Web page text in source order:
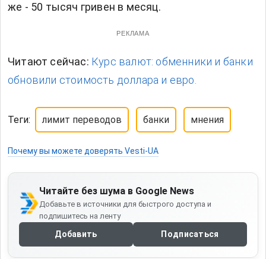
же - 50 тысяч гривен в месяц.
РЕКЛАМА
Читают сейчас: Курс валют: обменники и банки
обновили стоимость доллара и евро.
Теги: лимит переводов банки мнения
Почему вы можете доверять Vesti-UA
Читайте без шума в Google News
Добавьте в источники для быстрого доступа и
подпишитесь на ленту
Добавить Подписаться